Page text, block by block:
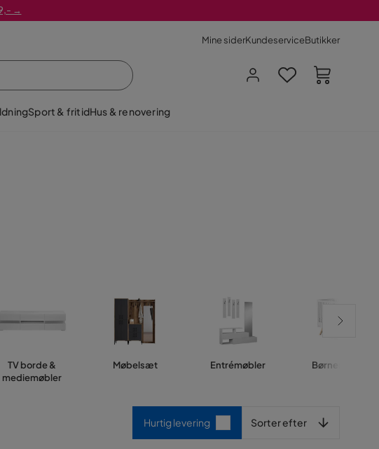
→
Mine siderKundeserviceButikker
Sport & fritidHus & renovering
TV borde &
mediemøbler
Møbelsæt Entrémøbler Børnemøbler
Hurtig levering Sorter efter